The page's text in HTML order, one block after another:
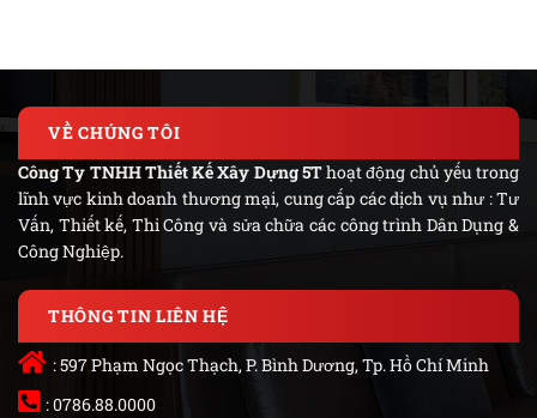
VỀ CHÚNG TÔI
Công Ty TNHH Thiết Kế Xây Dựng 5Thoạt động chủ yếu trong
lĩnh vực kinh doanh thương mại, cung cấp các dịch vụ như : Tư
Vấn, Thiết kế, Thi Công và sửa chữa các công trình Dân Dụng &
Công Nghiệp.
THÔNG TIN LIÊN HỆ
: 597 Phạm Ngọc Thạch, P. Bình Dương, Tp. Hồ Chí Minh
: 0786.88.0000